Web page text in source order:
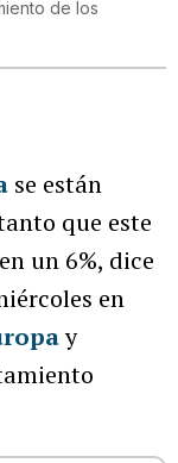
de los
se están
que este
un 6%, dice
en
y